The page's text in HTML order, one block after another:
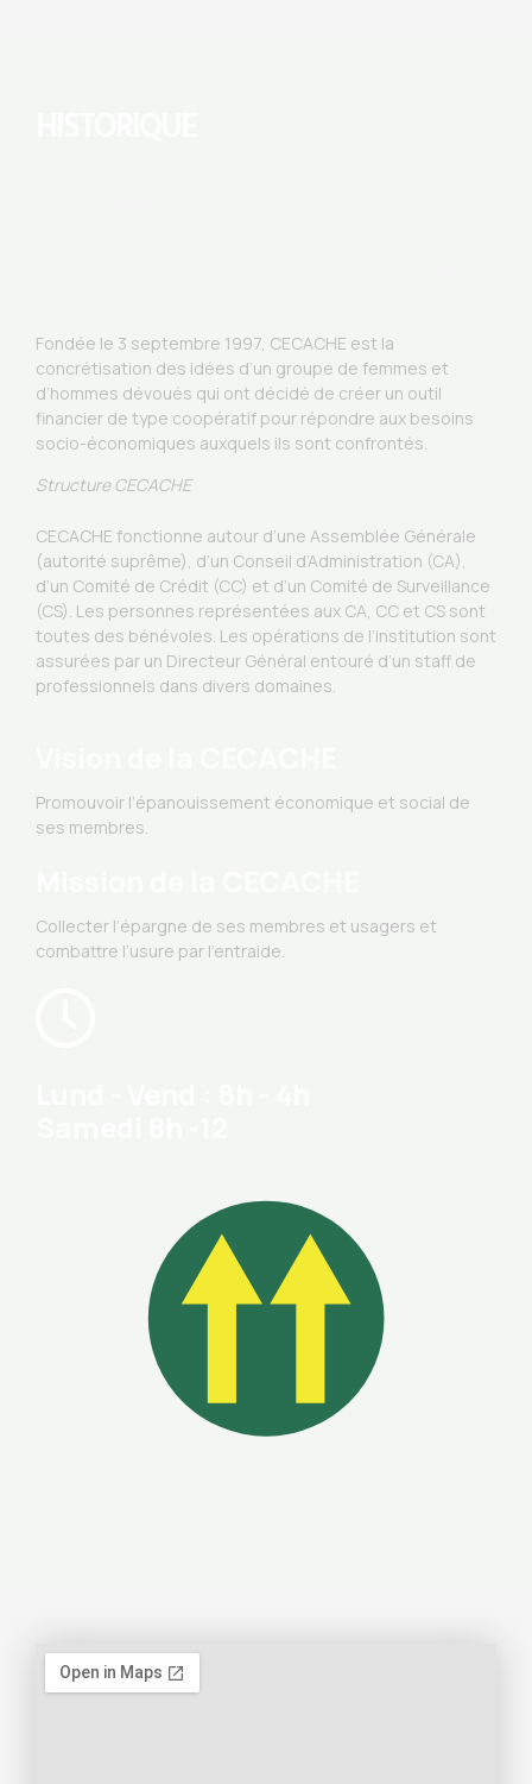
Fondée le 3 septembre 1997, CECACHE est la
concrétisation des idées d’un groupe de femmes et
d’hommes dévoués qui ont décidé de créer un outil
financier de type coopératif pour répondre aux besoins
socio-économiques auxquels ils sont confrontés.
Structure CECACHE
CECACHE fonctionne autour d’une Assemblée Générale
(autorité suprême), d’un Conseil d’Administration (CA),
d’un Comité de Crédit (CC) et d’un Comité de Surveillance
(CS). Les personnes représentées aux CA, CC et CS sont
toutes des bénévoles. Les opérations de l’institution sont
assurées par un Directeur Général entouré d’un staff de
professionnels dans divers domaines.
Promouvoir l’épanouissement économique et social de
ses membres.
Collecter l’épargne de ses membres et usagers et
combattre l’usure par l’entraide.